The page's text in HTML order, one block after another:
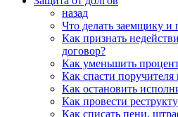
назад
Что делать заемщику и
Как признать
договор?
Как уменьшить
Как спасти
Как остановить
Как провести
Как списать пени,